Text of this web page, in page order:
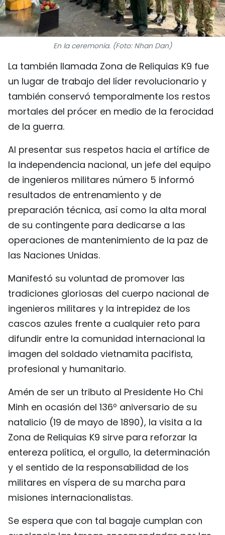
¿QUIÉNES SOMOS?
TIẾNG VIỆT
ENGLISH
中文
РУССКИЙ
En la ceremonia. (Foto: Nhan Dan)
La también llamada Zona de Reliquias K9 fue
un lugar de trabajo del líder revolucionario y
también conservó temporalmente los restos
mortales del prócer en medio de la ferocidad
de la guerra.
Al presentar sus respetos hacia el artífice de
la independencia nacional, un jefe del equipo
de ingenieros militares número 5 informó
resultados de entrenamiento y de
preparación técnica, así como la alta moral
de su contingente para dedicarse a las
operaciones de mantenimiento de la paz de
las Naciones Unidas.
Manifestó su voluntad de promover las
tradiciones gloriosas del cuerpo nacional de
ingenieros militares y la intrepidez de los
cascos azules frente a cualquier reto para
difundir entre la comunidad internacional la
imagen del soldado vietnamita pacifista,
profesional y humanitario.
Amén de ser un tributo al Presidente Ho Chi
Minh en ocasión del 136º aniversario de su
natalicio (19 de mayo de 1890), la visita a la
Zona de Reliquias K9 sirve para reforzar la
entereza política, el orgullo, la determinación
y el sentido de la responsabilidad de los
militares en víspera de su marcha para
misiones internacionalistas.
Se espera que con tal bagaje cumplan con